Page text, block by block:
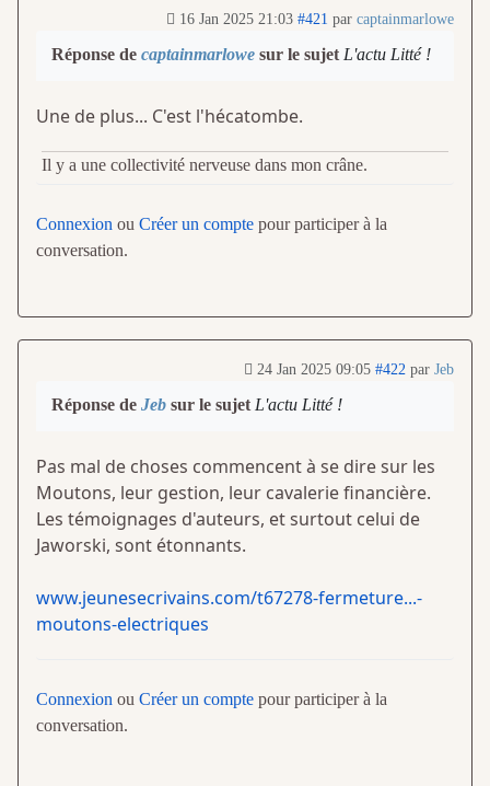
16 Jan 2025 21:03 #421 par captainmarlowe
Réponse de captainmarlowe sur le sujet L'actu Litté !
Une de plus... C'est l'hécatombe.
Il y a une collectivité nerveuse dans mon crâne.
Connexion ou Créer un compte pour participer à la
conversation.
24 Jan 2025 09:05 #422 par Jeb
Réponse de Jeb sur le sujet L'actu Litté !
Pas mal de choses commencent à se dire sur les
Moutons, leur gestion, leur cavalerie financière.
Les témoignages d'auteurs, et surtout celui de
Jaworski, sont étonnants.
www.jeunesecrivains.com/t67278-fermeture...-
moutons-electriques
Connexion ou Créer un compte pour participer à la
conversation.